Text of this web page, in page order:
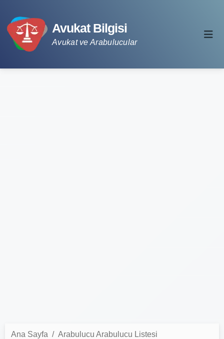
Avukat Bilgisi
Avukat ve Arabulucular
Ana Sayfa
Arabulucu Arabulucu Listesi